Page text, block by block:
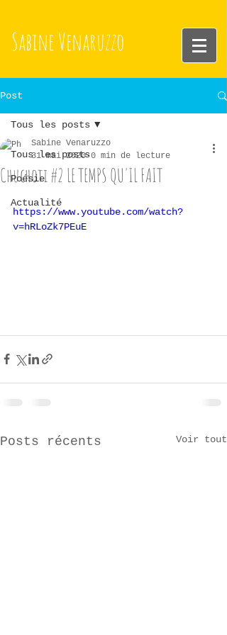
SabineVenaruzzo
Post
Tous les posts
Poésie
Actualité
Tous les posts
Chuchoti #2 LE TEMPS QU'IL FAIT
Sabine Venaruzzo
31 mai 2020 0 min de lecture
https://www.youtube.com/watch?
v=hRLoZk7PEuE
Posts récents Voir tout